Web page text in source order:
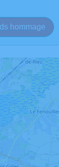
hommage